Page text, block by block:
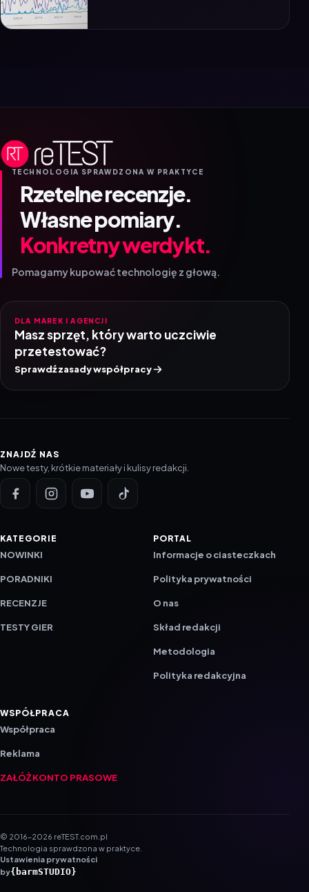
TECHNOLOGIA SPRAWDZONA W PRAKTYCE
Rzetelne recenzje.
Własne pomiary.
Konkretny werdykt.
Pomagamy kupować technologię z głową.
DLA MAREK I AGENCJI
Masz sprzęt, który warto uczciwie
przetestować?
Sprawdź zasady współpracy
ZNAJDŹ NAS
Nowe testy, krótkie materiały i kulisy redakcji.
KATEGORIE
NOWINKI
PORADNIKI
RECENZJE
TESTY GIER
PORTAL
Informacje o ciasteczkach
Polityka prywatności
O nas
Skład redakcji
Metodologia
Polityka redakcyjna
WSPÓŁPRACA
Współpraca
Reklama
ZAŁÓŻ KONTO PRASOWE
© 2016–2026 reTEST.com.pl
Technologia sprawdzona w praktyce.
Ustawienia prywatności
by{barmSTUDIO}